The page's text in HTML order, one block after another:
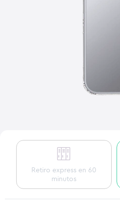
Retiro express en 60
minutos